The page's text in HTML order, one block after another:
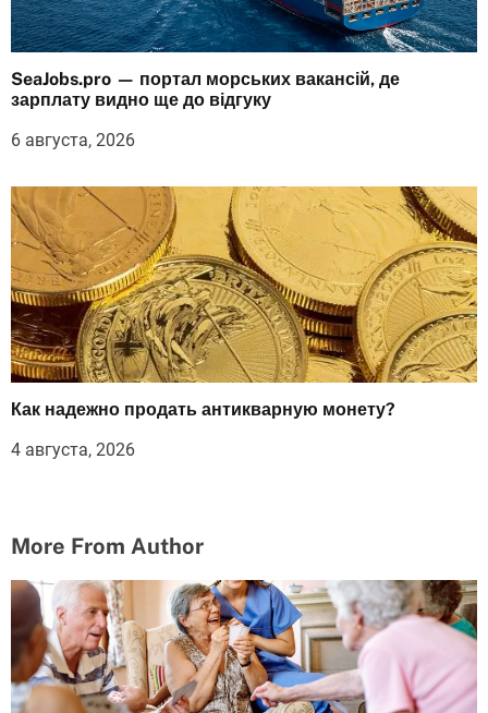
SeaJobs.pro — портал морських вакансій, де
зарплату видно ще до відгуку
6 августа, 2026
Как надежно продать антикварную монету?
4 августа, 2026
More From Author